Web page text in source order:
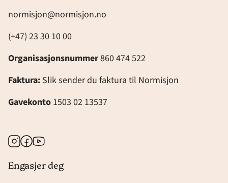
normisjon@normisjon.no
(+47) 23 30 10 00
Organisasjonsnummer860 474 522
Faktura: Slik sender du faktura til Normisjon
Gavekonto 1503 02 13537
Instagram
Facebook
Youtube
Engasjer deg